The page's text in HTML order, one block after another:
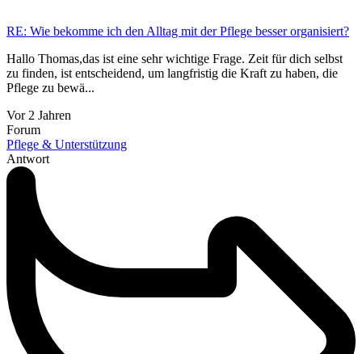
RE: Wie bekomme ich den Alltag mit der Pflege besser organisiert?
Hallo Thomas,das ist eine sehr wichtige Frage. Zeit für dich selbst
zu finden, ist entscheidend, um langfristig die Kraft zu haben, die
Pflege zu bewä...
Vor 2 Jahren
Forum
Pflege & Unterstützung
Antwort